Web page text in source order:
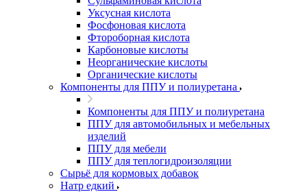
Уксусная кислота
Фосфоновая кислота
Фтороборная кислота
Карбоновые кислоты
Неорганические кислоты
Органические кислоты
Компоненты для ППУ и полиуретана
Компоненты для ППУ и полиуретана
ППУ для автомобильных и мебельных
изделий
ППУ для мебели
ППУ для теплогидроизоляции
Сырьё для кормовых добавок
Натр едкий